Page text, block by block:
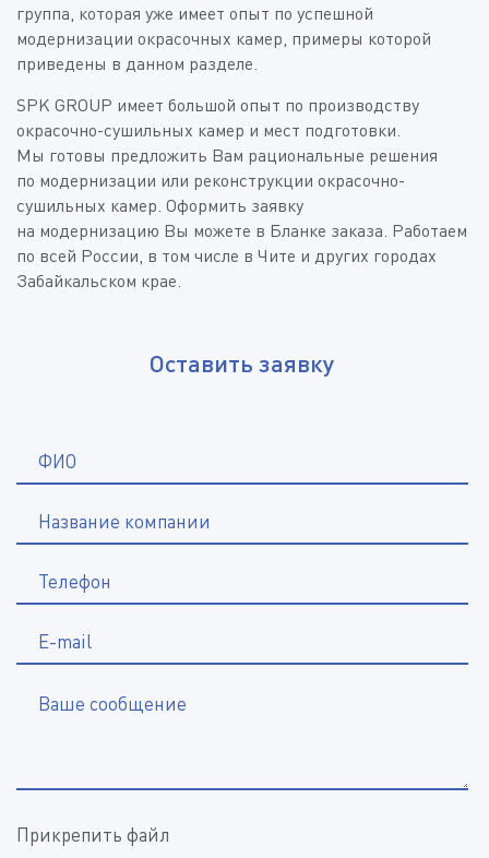
группа, которая уже имеет опыт по успешной
модернизации окрасочных камер, примеры которой
приведены в данном разделе.
SPK GROUP имеет большой опыт по производству
окрасочно-сушильных камер и мест подготовки.
Мы готовы предложить Вам рациональные решения
по модернизации или реконструкции окрасочно-
сушильных камер. Оформить заявку
на модернизацию Вы можете в Бланке заказа. Работаем
по всей России, в том числе в Чите и других городах
Забайкальском крае.
Оставить заявку
ФИО
Название компании
Телефон
E-mail
Ваше сообщение
Прикрепить файл